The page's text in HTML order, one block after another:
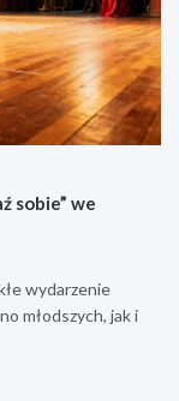
sobie” we
wydarzenie
młodszych, jak i